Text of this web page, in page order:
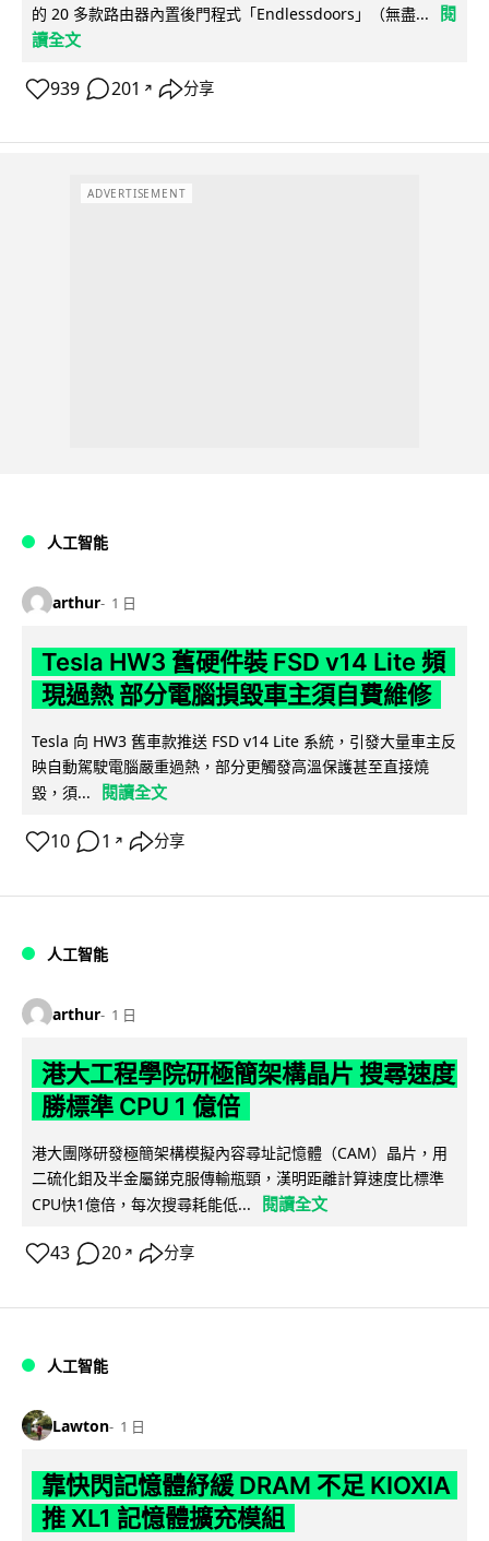
的 20 多款路由器內置後門程式「Endlessdoors」（無盡...
閱
讀全文
939 201 ↗ 分享
ADVERTISEMENT
人工智能
arthur 1 日
Tesla HW3 舊硬件裝 FSD v14 Lite 頻
現過熱 部分電腦損毀車主須自費維修
Tesla 向 HW3 舊車款推送 FSD v14 Lite 系統，引發大量車主反
映自動駕駛電腦嚴重過熱，部分更觸發高溫保護甚至直接燒
毀，須...
閱讀全文
10 1 ↗ 分享
人工智能
arthur 1 日
港大工程學院研極簡架構晶片 搜尋速度
勝標準 CPU 1 億倍
港大團隊研發極簡架構模擬內容尋址記憶體（CAM）晶片，用
二硫化鉬及半金屬銻克服傳輸瓶頸，漢明距離計算速度比標準
CPU快1億倍，每次搜尋耗能低...
閱讀全文
43 20 ↗ 分享
人工智能
Lawton 1 日
靠快閃記憶體紓緩 DRAM 不足 KIOXIA
推 XL1 記憶體擴充模組